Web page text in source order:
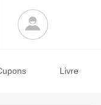
Livre